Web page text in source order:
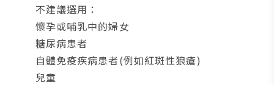
不建議選用：
懷孕或哺乳中的婦女
糖尿病患者
自體免疫疾病患者(例如紅斑性狼瘡)
兒童